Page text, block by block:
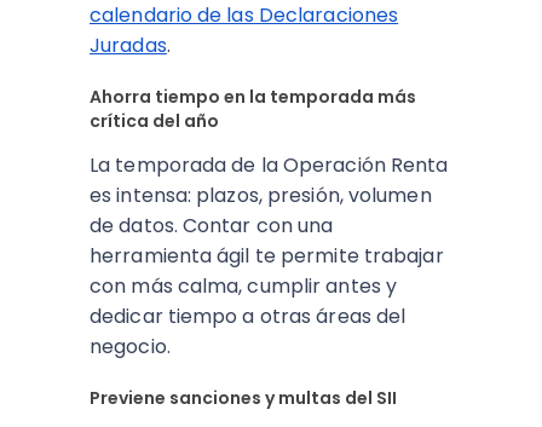
calendario de las Declaraciones
Juradas.
Ahorra tiempo en la temporada más
crítica del año
La temporada de la Operación Renta
es intensa: plazos, presión, volumen
de datos. Contar con una
herramienta ágil te permite trabajar
con más calma, cumplir antes y
dedicar tiempo a otras áreas del
negocio.
Previene sanciones y multas del SII